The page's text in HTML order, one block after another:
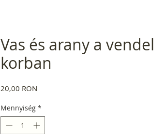
Vas és arany a vendel
korban
20,00 RON
Mennyiség *